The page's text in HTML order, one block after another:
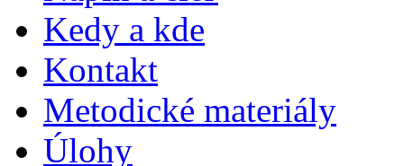
Kedy a kde
Kontakt
Metodické materiály
Úlohy